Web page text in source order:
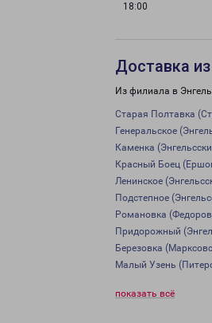
18:00
Доставка
Из филиала в
Старая Полтавка
Генеральское
Каменка
Красный Боец
Ленинское
Подстепное
Романовка
Придорожный
Березовка
Малый Узень
показать всё